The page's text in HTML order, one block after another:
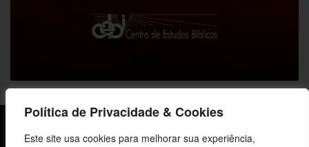
Política de Privacidade & Cookies
Este site usa cookies para melhorar sua experiência,
Sobre o CEBI